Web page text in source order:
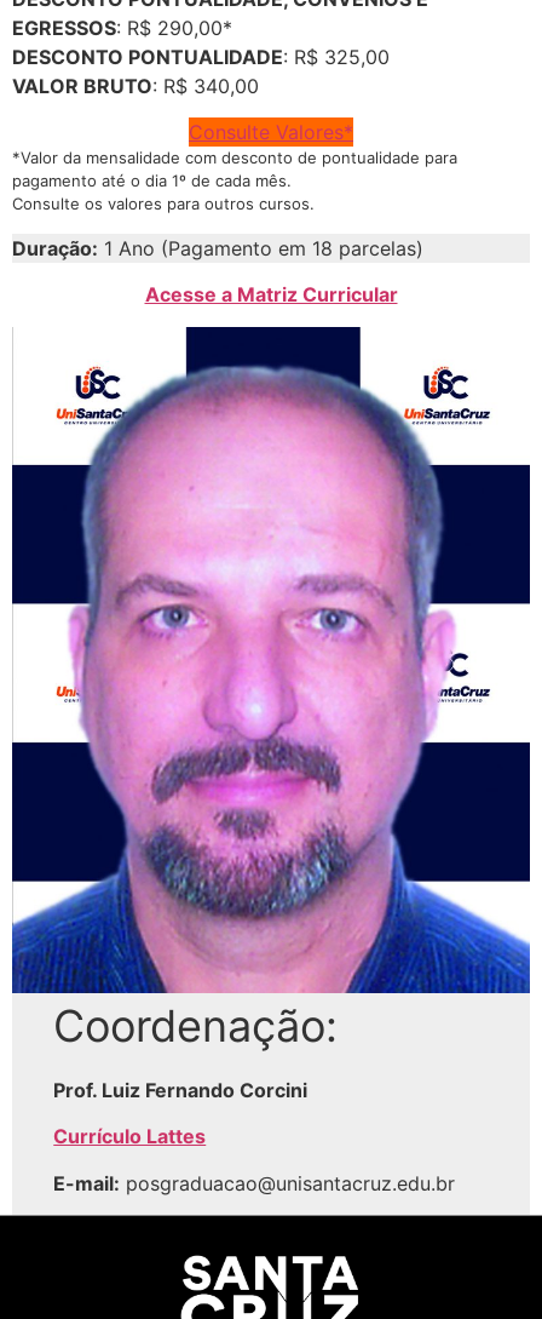
EGRESSOS: R$ 290,00*
DESCONTO PONTUALIDADE: R$ 325,00
VALOR BRUTO: R$ 340,00
Consulte Valores*
*Valor da mensalidade com desconto de pontualidade para
pagamento até o dia 1º de cada mês.
Consulte os valores para outros cursos.
Duração: 1 Ano (Pagamento em 18 parcelas)
Acesse a Matriz Curricular
Coordenação:
Prof. Luiz Fernando Corcini
Currículo Lattes
E-mail: posgraduacao@unisantacruz.edu.br